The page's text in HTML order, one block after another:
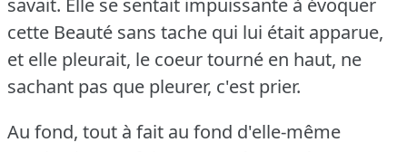
cette Beauté sans tache qui lui était apparue,
et elle pleurait, le coeur tourné en haut, ne
sachant pas que pleurer, c'est prier.
Au fond, tout à fait au fond d'elle-même